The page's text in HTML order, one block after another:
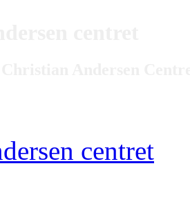
centret